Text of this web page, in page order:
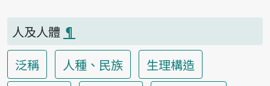
人及人體 ¶
泛稱
人種、民族
生理構造